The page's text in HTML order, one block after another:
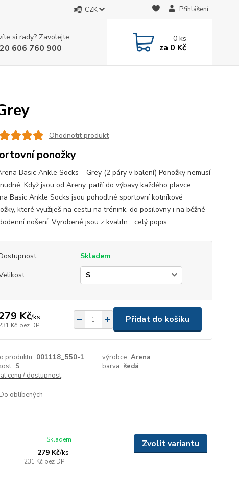
CZK Přihlášení
si rady? Zavolejte.
606 760 900
0ks
za 0 Kč
Ohodnotit produkt
ponožky
Basic Ankle Socks – Grey (2 páry v balení) Ponožky nemusí
Když jsou od Areny, patří do výbavy každého plavce.
Basic Ankle Socks jsou pohodlné sportovní kotníkové
které využiješ na cestu na trénink, do posilovny i na běžné
nošení. Vyrobené jsou z kvalitn... celý popis
Skladem
Kč/ks
Kč bez DPH
Přidat do košíku
produktu: 001118_550-1 výrobce: Arena
S barva: šedá
cenu / dostupnost
Do oblíbených
279 Kč/ks
231 Kč bez DPH
Skladem Zvolit variantu